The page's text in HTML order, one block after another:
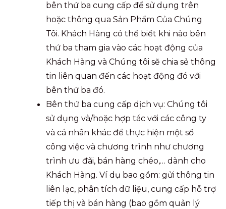
bên thứ ba cung cấp để sử dụng trên
hoặc thông qua Sản Phẩm Của Chúng
Tôi. Khách Hàng có thể biết khi nào bên
thứ ba tham gia vào các hoạt động của
Khách Hàng và Chúng tôi sẽ chia sẻ thông
tin liên quan đến các hoạt động đó với
bên thứ ba đó.
Bên thứ ba cung cấp dịch vụ: Chúng tôi
sử dụng và/hoặc hợp tác với các công ty
và cá nhân khác để thực hiện một số
công việc và chương trình như chương
trình ưu đãi, bán hàng chéo,… dành cho
Khách Hàng. Ví dụ bao gồm: gửi thông tin
liên lạc, phân tích dữ liệu, cung cấp hỗ trợ
tiếp thị và bán hàng (bao gồm quản lý